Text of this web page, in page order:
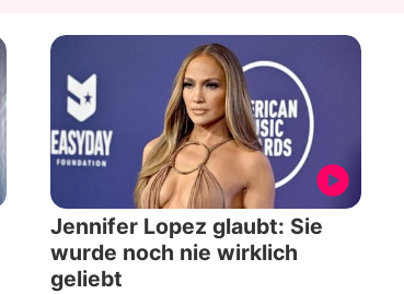
Jennifer Lopez glaubt: Sie
wurde noch nie wirklich
geliebt